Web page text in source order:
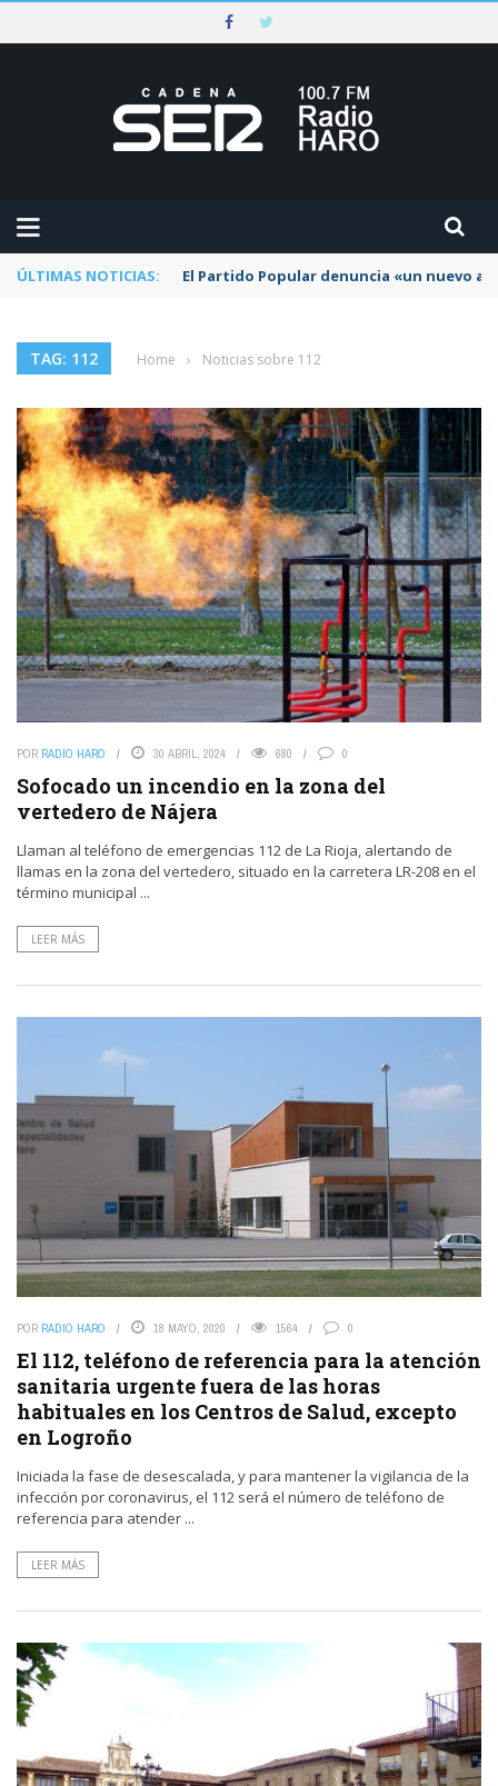
ÚLTIMAS NOTICIAS: El Partido Popular denuncia «un nuevo
TAG: 112 Home › Noticias sobre 112
POR RADIO HARO 30 ABRIL, 2024 680 0
Sofocado un incendio en la zona del
vertedero de Nájera
Llaman al teléfono de emergencias 112 de La Rioja, alertando de
llamas en la zona del vertedero, situado en la carretera LR-208 en el
término municipal ...
LEER MÁS
POR RADIO HARO 18 MAYO, 2020 1564 0
El 112, teléfono de referencia para la atención
sanitaria urgente fuera de las horas
habituales en los Centros de Salud, excepto
en Logroño
Iniciada la fase de desescalada, y para mantener la vigilancia de la
infección por coronavirus, el 112 será el número de teléfono de
referencia para atender ...
LEER MÁS